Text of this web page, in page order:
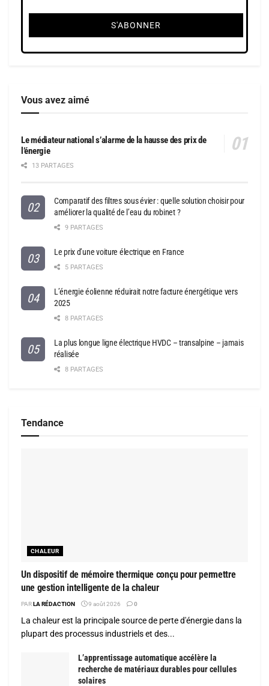
Vous avez aimé
Le médiateur national s’alarme de la hausse des prix de
l’énergie
13 PARTAGES
Comparatif des filtres sous évier : quelle solution choisir pour
améliorer la qualité de l’eau du robinet ?
9 PARTAGES
Le prix d’une voiture électrique en France
5 PARTAGES
L’énergie éolienne réduirait notre facture énergétique vers
2025
8 PARTAGES
La plus longue ligne électrique HVDC – transalpine – jamais
réalisée
8 PARTAGES
Tendance
CHALEUR
Un dispositif de mémoire thermique conçu pour permettre
une gestion intelligente de la chaleur
PARLA RÉDACTION 9 août 2026 0
La chaleur est la principale source de perte d'énergie dans la
plupart des processus industriels et des...
L’apprentissage automatique accélère la
recherche de matériaux durables pour cellules
solaires